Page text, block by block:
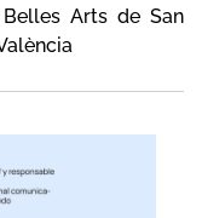
Arts de San